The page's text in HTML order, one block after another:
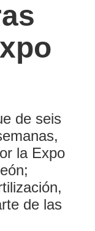
de seis
la Expo
de las